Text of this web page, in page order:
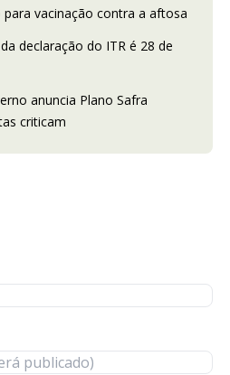
vacinação contra a aftosa
declaração do ITR é 28 de
anuncia Plano Safra
criticam